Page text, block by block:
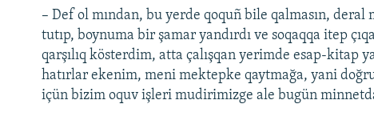
– Def ol mından, bu yerde qoquñ bile qalmasın,
tutıp, boynuma bir şamar yandırdı ve soqaqqa itep
qarşılıq kösterdim, atta çalışqan yerimde esap-kitap
hatırlar ekenim, meni mektepke qaytmağa, yani
içün bizim oquv işleri mudirimizge ale bugün